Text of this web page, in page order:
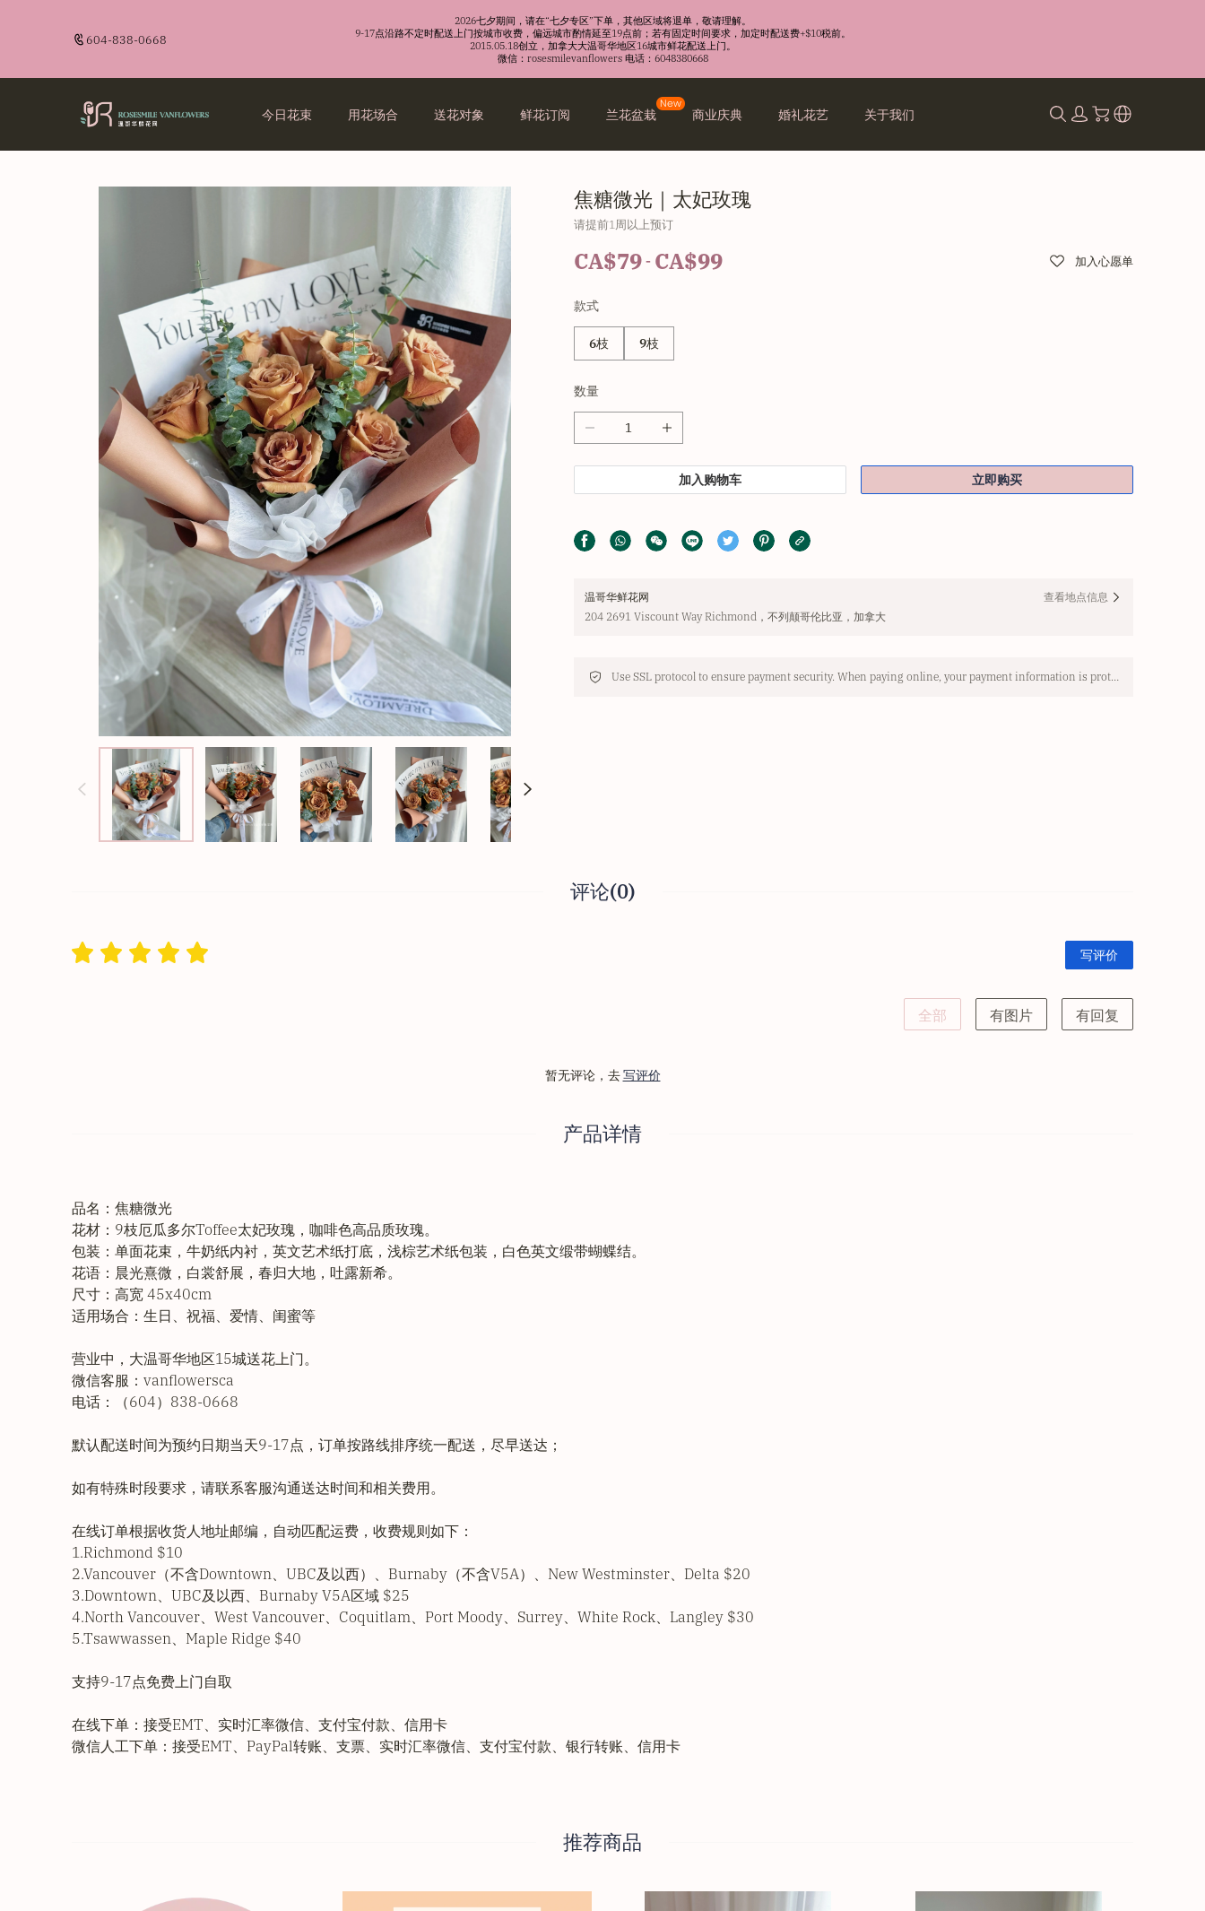
604-838-0668
2026七夕期间，请在“七夕专区”下单，其他区域将退单，敬请理解。
9-17点沿路不定时配送上门按城市收费，偏远城市酌情延至19点前；若有固定时间要求，加定时配送费+$10税前。
2015.05.18创立，加拿大大温哥华地区16城市鲜花配送上门。
微信：rosesmilevanflowers 电话：6048380668
爱情告白
探望致谢
诚意道歉
毕业留影
送闺蜜
开业花篮
订花须知
今日花束 用花场合
爱情告白
探望致谢
诚意道歉
毕业留影
送花对象
送闺蜜
鲜花订阅 兰花盆栽
New
商业庆典
开业花篮
婚礼花艺 关于我们
订花须知
焦糖微光｜太妃玫瑰
请提前1周以上预订
CA$79 - CA$99 加入心愿单
款式
6枝 9枝
数量
加入购物车 立即购买
温哥华鲜花网
204 2691 Viscount Way Richmond，不列颠哥伦比亚，加拿大
查看地点信息
Use SSL protocol to ensure payment security. When paying online, your payment information is protected.
评论(0)
写评价
全部 有图片 有回复
暂无评论，去写评价
产品详情
品名：焦糖微光
花材：9枝厄瓜多尔Toffee太妃玫瑰，咖啡色高品质玫瑰。
包装：单面花束，牛奶纸内衬，英文艺术纸打底，浅棕艺术纸包装，白色英文缎带蝴蝶结。
花语：晨光熹微，白裳舒展，春归大地，吐露新希。
尺寸：高宽 45x40cm
适用场合：生日、祝福、爱情、闺蜜等
营业中，大温哥华地区15城送花上门。
微信客服：vanflowersca
电话：（604）838-0668
默认配送时间为预约日期当天9-17点，订单按路线排序统一配送，尽早送达；
如有特殊时段要求，请联系客服沟通送达时间和相关费用。
在线订单根据收货人地址邮编，自动匹配运费，收费规则如下：
1.Richmond $10
2.Vancouver（不含Downtown、UBC及以西）、Burnaby（不含V5A）、New Westminster、Delta $20
3.Downtown、UBC及以西、Burnaby V5A区域 $25
4.North Vancouver、West Vancouver、Coquitlam、Port Moody、Surrey、White Rock、Langley $30
5.Tsawwassen、Maple Ridge $40
支持9-17点免费上门自取
在线下单：接受EMT、实时汇率微信、支付宝付款、信用卡
微信人工下单：接受EMT、PayPal转账、支票、实时汇率微信、支付宝付款、银行转账、信用卡
推荐商品